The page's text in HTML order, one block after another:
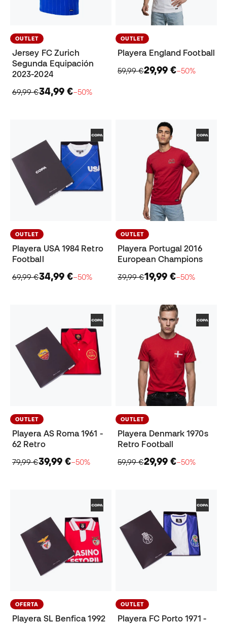
OUTLET
Jersey FC Zurich
Segunda Equipación
2023-2024
69,99 €34,99 €−50%
OUTLET
Playera England Football
59,99 €29,99 €−50%
OUTLET
Playera USA 1984 Retro
Football
69,99 €34,99 €−50%
OUTLET
Playera Portugal 2016
European Champions
39,99 €19,99 €−50%
OUTLET
Playera AS Roma 1961 -
62 Retro
79,99 €39,99 €−50%
OUTLET
Playera Denmark 1970s
Retro Football
59,99 €29,99 €−50%
OFERTA
Playera SL Benfica 1992
OUTLET
Playera FC Porto 1971 -